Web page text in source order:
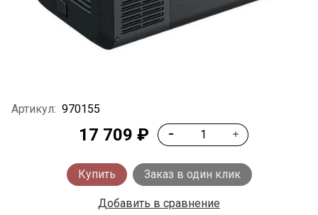
Артикул: 970155
17 709 ₽
Купить Заказ в один клик
Добавить в сравнение